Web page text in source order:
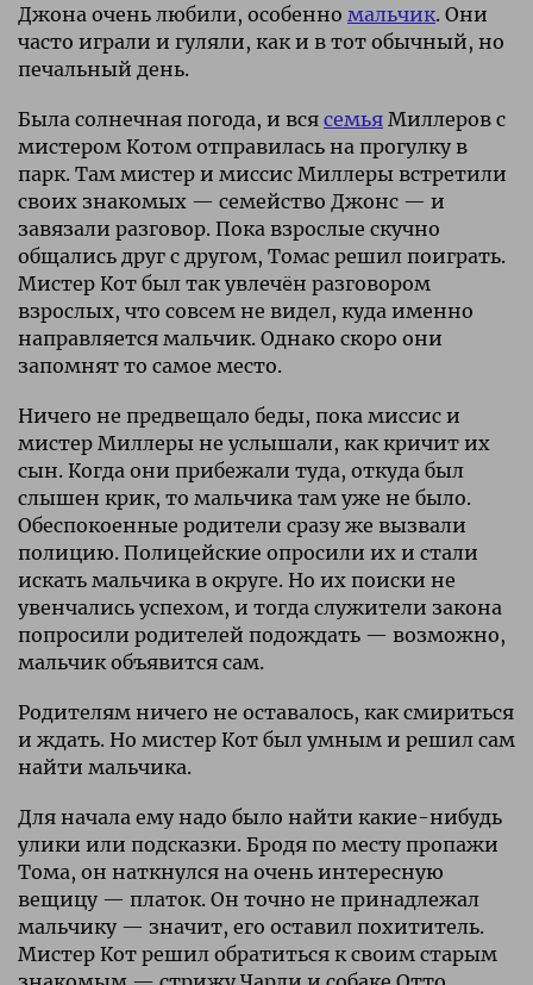
Джона очень любили, особенно мальчик. Они
часто играли и гуляли, как и в тот обычный, но
печальный день.
Была солнечная погода, и вся семья Миллеров с
мистером Котом отправилась на прогулку в
парк. Там мистер и миссис Миллеры встретили
своих знакомых — семейство Джонс — и
завязали разговор. Пока взрослые скучно
общались друг с другом, Томас решил поиграть.
Мистер Кот был так увлечëн разговором
взрослых, что совсем не видел, куда именно
направляется мальчик. Однако скоро они
запомнят то самое место.
Ничего не предвещало беды, пока миссис и
мистер Миллеры не услышали, как кричит их
сын. Когда они прибежали туда, откуда был
слышен крик, то мальчика там уже не было.
Обеспокоенные родители сразу же вызвали
полицию. Полицейские опросили их и стали
искать мальчика в округе. Но их поиски не
увенчались успехом, и тогда служители закона
попросили родителей подождать — возможно,
мальчик объявится сам.
Родителям ничего не оставалось, как смириться
и ждать. Но мистер Кот был умным и решил сам
найти мальчика.
Для начала ему надо было найти какие-нибудь
улики или подсказки. Бродя по месту пропажи
Тома, он наткнулся на очень интересную
вещицу — платок. Он точно не принадлежал
мальчику — значит, его оставил похититель.
Мистер Кот решил обратиться к своим старым